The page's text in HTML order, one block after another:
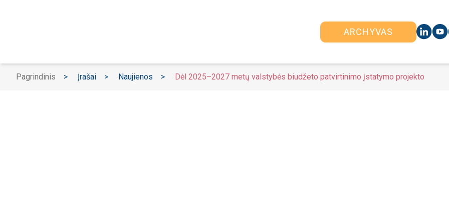
ARCHYVAS
Pagrindinis > Įrašai > Naujienos > Dėl 2025–2027 metų valstybės biudžeto patvirtinimo įstatymo projekto